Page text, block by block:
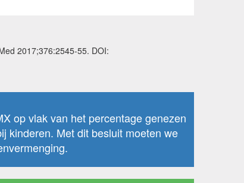
2017;376:2545-55. DOI:
op vlak van het percentage genezen
kinderen. Met dit besluit moeten we